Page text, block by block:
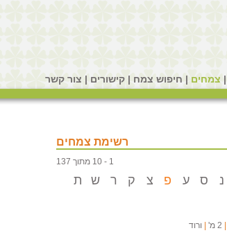
| צמחים | חיפוש צמח |קישורים | צור קשר
רשימת צמחים
1 - 10 מתוך 137
נ ס ע פ צ ק ר ש ת
ורוד